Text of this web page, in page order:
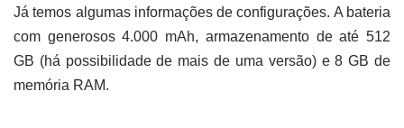
Já temos algumas informações de configurações. A bateria
com generosos 4.000 mAh, armazenamento de até 512
GB (há possibilidade de mais de uma versão) e 8 GB de
memória RAM.